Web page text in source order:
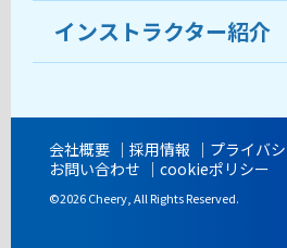
教室ブログ
開講時間
よくあるご質問
インストラクター紹介
会社概要 採用情報
プライバ
お問い合わせ
cookieポリシー
©2026 Cheery, All Rights Reserved.